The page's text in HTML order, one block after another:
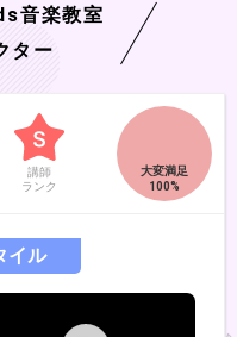
音楽教室
ター
講師
ランク
イル